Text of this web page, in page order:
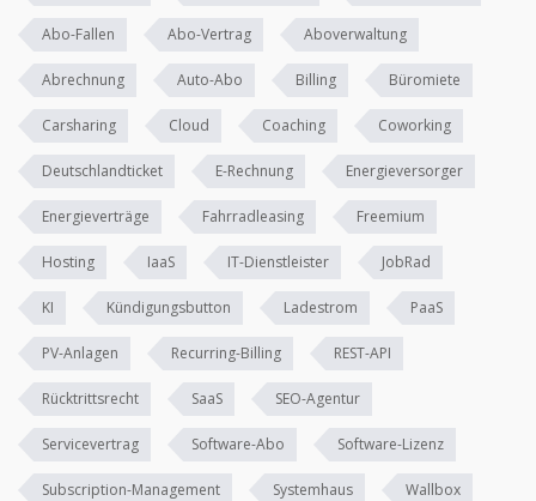
Abo-Fallen Abo-Vertrag Aboverwaltung
Abrechnung Auto-Abo Billing Büromiete
Carsharing Cloud Coaching Coworking
Deutschlandticket E-Rechnung Energieversorger
Energieverträge Fahrradleasing Freemium
Hosting IaaS IT-Dienstleister JobRad
KI Kündigungsbutton Ladestrom PaaS
PV-Anlagen Recurring-Billing REST-API
Rücktrittsrecht SaaS SEO-Agentur
Servicevertrag Software-Abo Software-Lizenz
Subscription-Management Systemhaus Wallbox